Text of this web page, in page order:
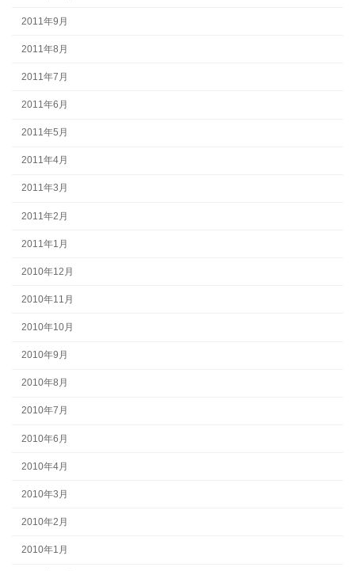
2011年9月
2011年8月
2011年7月
2011年6月
2011年5月
2011年4月
2011年3月
2011年2月
2011年1月
2010年12月
2010年11月
2010年10月
2010年9月
2010年8月
2010年7月
2010年6月
2010年4月
2010年3月
2010年2月
2010年1月